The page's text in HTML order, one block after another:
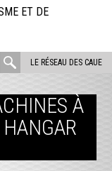
ET DE
LE RÉSEAU DES CAUE
rechercher
À